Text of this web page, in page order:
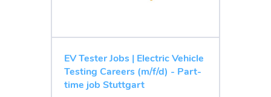
EV Tester Jobs | Electric Vehicle
Testing Careers (m/f/d) - Part-
time job Stuttgart